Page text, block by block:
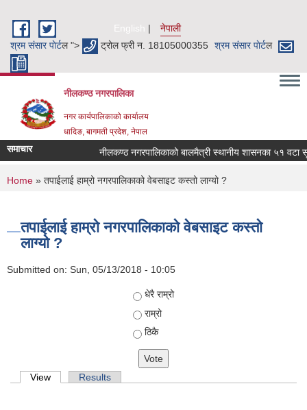
English
नेपाली
श्रम संसार पाेर्टल "> ट्रोल फ्री न. 18105000355 श्रम संसार पाेर्टल
नीलकण्ठ नगरपालिका
नगर कार्यपालिकाको कार्यालय
धादिङ, बागमती प्रदेश, नेपाल
समाचार नीलकण्ठ नगरपालिकाको बालमैत्री स्थानीय शासनका ५१ वटा
You are here
Home » तपाईलाई हाम्रो नगरपालिकाको वेबसाइट कस्तो लाग्यो ?
तपाईलाई हाम्रो नगरपालिकाको वेबसाइट कस्तो
लाग्यो ?
Submitted on: Sun, 05/13/2018 - 10:05
Choices
धेरै राम्रो
राम्रो
ठिकै
Primary tabs
View (active tab)
Results